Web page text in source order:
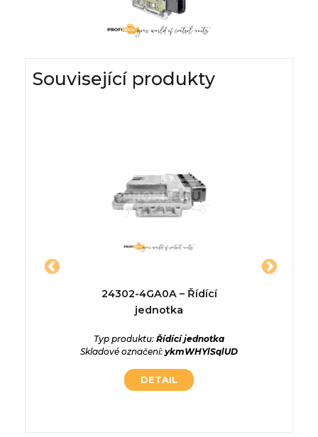
Související produkty
24302-4GA0A – Řídící
jednotka
Typ produktu: Řídící jednotka
Skladové označení: ykmWHYlSqlUD
DETAIL